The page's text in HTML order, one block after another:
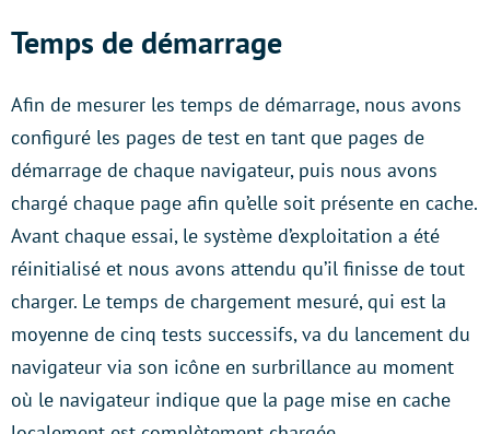
Temps de démarrage
Afin de mesurer les temps de démarrage, nous avons
configuré les pages de test en tant que pages de
démarrage de chaque navigateur, puis nous avons
chargé chaque page afin qu’elle soit présente en cache.
Avant chaque essai, le système d’exploitation a été
réinitialisé et nous avons attendu qu’il finisse de tout
charger. Le temps de chargement mesuré, qui est la
moyenne de cinq tests successifs, va du lancement du
navigateur via son icône en surbrillance au moment
où le navigateur indique que la page mise en cache